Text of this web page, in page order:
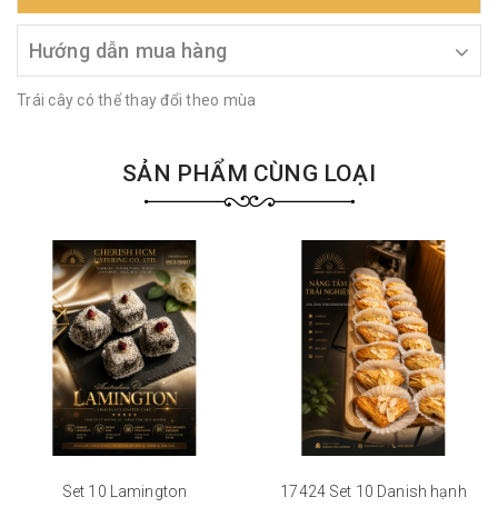
Hướng dẫn mua hàng
Trái cây có thể thay đổi theo mùa
SẢN PHẨM CÙNG LOẠI
Set 10 Lamington
17424 Set 10 Danish hạnh